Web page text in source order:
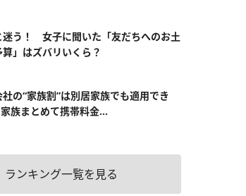
迷う！ 女子に聞いた「友だちへのお土
算」はズバリいくら？
の“家族割”は別居家族でも適用でき
族まとめて携帯料金...
ランキング一覧を見る